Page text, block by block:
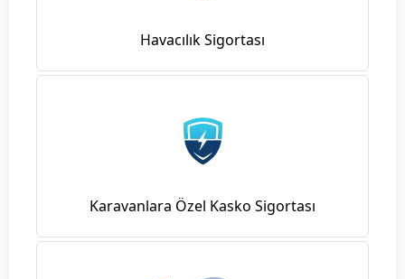
Havacılık Sigortası
Karavanlara Özel Kasko Sigortası